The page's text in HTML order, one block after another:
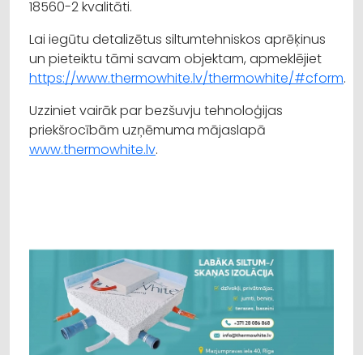
18560-2 kvalitāti.
Lai iegūtu detalizētus siltumtehniskos aprēķinus
un pieteiktu tāmi savam objektam, apmeklējiet
https://www.thermowhite.lv/thermowhite/#cform.
Uzziniet vairāk par bezšuvju tehnoloģijas
priekšrocībām uzņēmuma mājaslapā
www.thermowhite.lv.